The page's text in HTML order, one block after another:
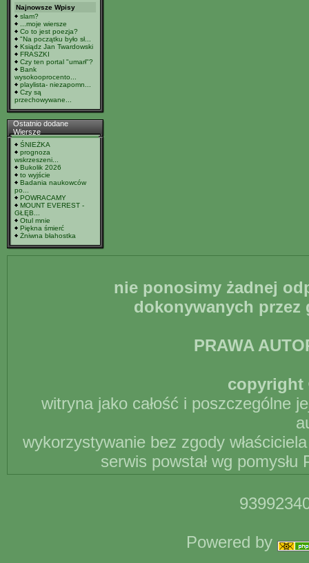
Najnowsze Wpisy
slam?
...moje wiersze
Co to jest poezja?
"Na początku było sł...
Ksiądz Jan Twardowski
FRASZKI
Czy ten portal "umarł"?
Bank
wysokooprocento...
playlista- niezapomn...
Czy są
przechowywane...
Ostatnio dodane
Wiersze
ŚNIEŻKA
prognoza
wskrzeszeni...
Bukolik 2026
to wyjście
Badania naukowców
po...
POWRACAMY
MOUNT EVEREST -
GŁĘB...
Otul mnie
Piękna śmierć
Żniwna błahostka
nie ponosimy żadnej
dokonywanych
PRAWA
copyright
witryna jako całość i poszczególne
wykorzystywanie bez zgody
serwis powstał wg
Powered by